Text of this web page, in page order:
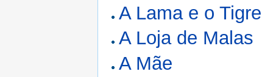
A Lama e o Tigre
A Loja de Malas
A Mãe